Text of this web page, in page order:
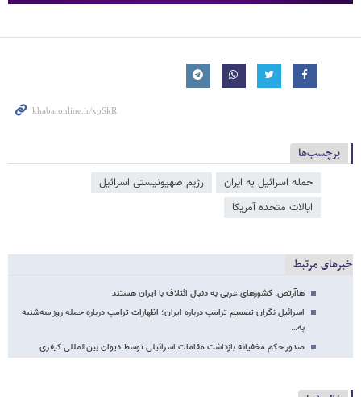
برچسب‌ها
حمله اسرائیل به ایران
رژیم صهیونیستی اسرائیل
ایالات متحده آمریکا
خبرهای مرتبط
هاآرتص: کشورهای عربی به دنبال ائتلاف‌ با ایران هستند
اسرائیل نگران تصمیم ترامپ درباره ایران؛ اظهارات ترامپ درباره حمله روز سه‌شنبه
به…
صدور حکم مخفیانه بازداشت مقامات اسرائیلی توسط دیوان بین‌المللی کیفری